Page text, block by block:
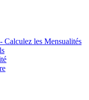
Calculez les Mensualités